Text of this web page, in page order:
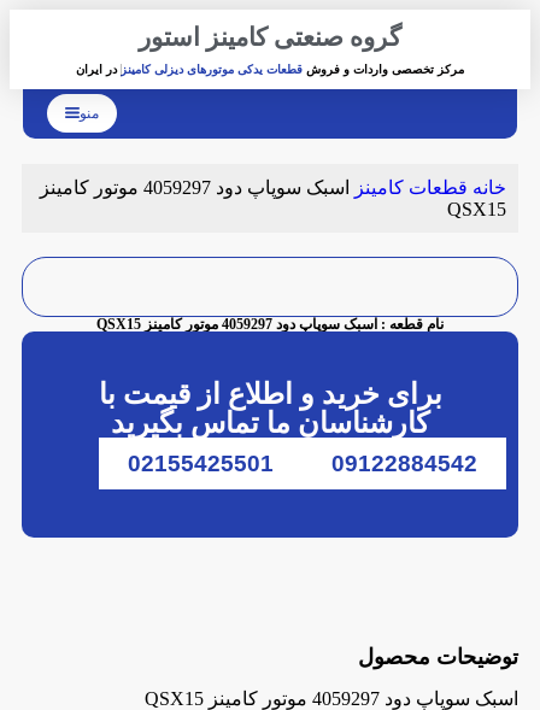
گروه صنعتی کامینز استور
مرکز تخصصی واردات و فروش قطعات یدکی موتورهای دیزلی کامینز در ایران
منو
خانه قطعات کامینز
اسبک سوپاپ دود 4059297 موتور کامینز
QSX15
نام قطعه : اسبک سوپاپ دود 4059297 موتور کامینز QSX15
برای خرید و اطلاع از قیمت با
کارشناسان ما تماس بگیرید
09122884542
02155425501
توضیحات محصول
اسبک سوپاپ دود 4059297 موتور کامینز QSX15